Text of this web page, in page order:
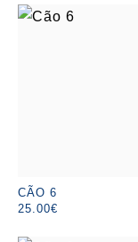
CÃO 6
25.00€